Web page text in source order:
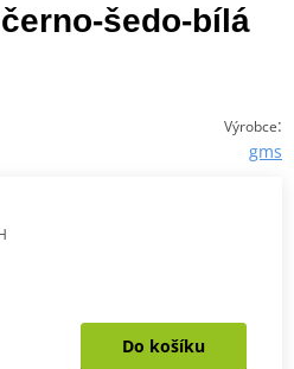
šedo-bílá
Výrobce:
gms
Do košíku